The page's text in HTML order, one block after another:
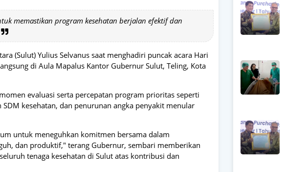
memastikan program kesehatan berjalan efektif dan
(Sulut) Yulius Selvanus saat menghadiri puncak acara Hari
di Aula Mapalus Kantor Gubernur Sulut, Teling, Kota
evaluasi serta percepatan program prioritas seperti
kesehatan, dan penurunan angka penyakit menular
untuk meneguhkan komitmen bersama dalam
dan produktif," terang Gubernur, sembari memberikan
tenaga kesehatan di Sulut atas kontribusi dan